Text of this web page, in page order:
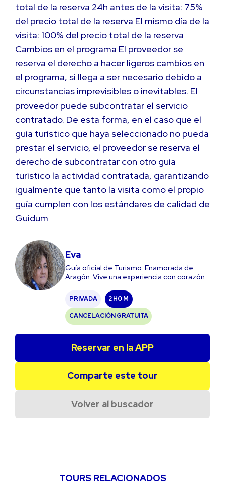
total de la reserva 24h antes de la visita: 75%
del precio total de la reserva El mismo día de la
visita: 100% del precio total de la reserva
Cambios en el programa El proveedor se
reserva el derecho a hacer ligeros cambios en
el programa, si llega a ser necesario debido a
circunstancias imprevisibles o inevitables. El
proveedor puede subcontratar el servicio
contratado. De esta forma, en el caso que el
guía turístico que haya seleccionado no pueda
prestar el servicio, el proveedor se reserva el
derecho de subcontratar con otro guía
turístico la actividad contratada, garantizando
igualmente que tanto la visita como el propio
guía cumplen con los estándares de calidad de
Guidum
Eva
Guía oficial de Turismo. Enamorada de
Aragón. Vive una experiencia con corazón.
PRIVADA 2 H0 M
CANCELACIÓN GRATUITA
Reservar en la APP
Comparte este tour
Volver al buscador
TOURS RELACIONADOS